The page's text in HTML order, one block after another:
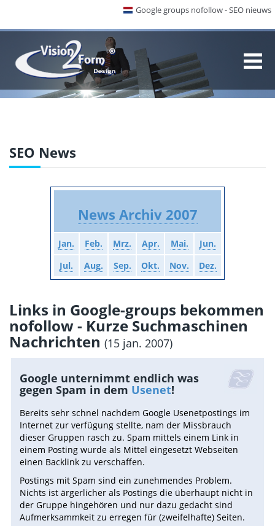
Google groups nofollow - SEO nieuws
SEO News
News Archiv 2007
Jan. Feb. Mrz. Apr. Mai.
Jun.
Jul.
Aug. Sep. Okt. Nov. Dez.
Links in Google-groups bekommen
nofollow - Kurze Suchmaschinen
Nachrichten (15 jan. 2007)
Google unternimmt endlich was
gegen Spam in dem Usenet!
Bereits sehr schnel nachdem Google Usenetpostings im
Internet zur verfügung stellte, nam der Missbrauch
dieser Gruppen rasch zu. Spam mittels einem Link in
einem Posting wurde als Mittel eingesetzt Webseiten
einen Backlink zu verschaffen.
Postings mit Spam sind ein zunehmendes Problem.
Nichts ist ärgerlicher als Postings die überhaupt nicht in
der Gruppe hingehören und nur dazu gedacht sind
Aufmerksammkeit zu erregen für (zweifelhafte) Seiten.